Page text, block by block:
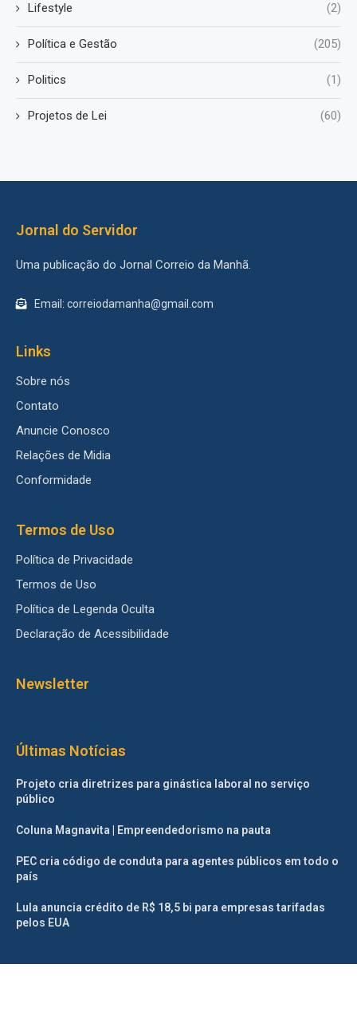
Lifestyle (2)
Política e Gestão (205)
Politics (1)
Projetos de Lei (60)
Jornal do Servidor
Uma publicação do Jornal Correio da Manhã.
Email: correiodamanha@gmail.com
Links
Sobre nós
Contato
Anuncie Conosco
Relações de Midia
Conformidade
Termos de Uso
Política de Privacidade
Termos de Uso
Política de Legenda Oculta
Declaração de Acessibilidade
Newsletter
Últimas Notícias
Projeto cria diretrizes para ginástica laboral no serviço
público
Coluna Magnavita | Empreendedorismo na pauta
PEC cria código de conduta para agentes públicos em todo o
país
Lula anuncia crédito de R$ 18,5 bi para empresas tarifadas
pelos EUA